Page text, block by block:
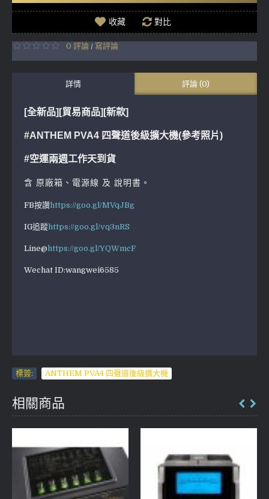
收藏 對比
0 評論 / 寫評論
詳情 評論 (0)
[全新品][貿易商品] [新款]
#ANTHEM PVA4 四聲道後級擴大機(參考照片)
#空運兩週工作天到貨
含 原廠箱、電源線 及 說明書。
FB按讚https://goo.gl/MVqJBg
IG追蹤https://goo.gl/vq3nRS
Line@https://goo.gl/YQWmcF
Wechat ID:wangwei6585
標簽: ANTHEM PVA4 四聲道後級擴大機
相關商品